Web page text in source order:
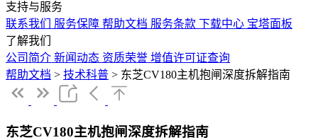
支持与服务
联系我们
服务保障 帮助文档 服务条款 下载中心 宝塔面板
了解我们
公司简介 新闻动态 资质荣誉 增值许可证查询
帮助文档 > 技术科普 > 东芝CV180主机抱闸深度拆解指南
东芝CV180主机抱闸深度拆解指南